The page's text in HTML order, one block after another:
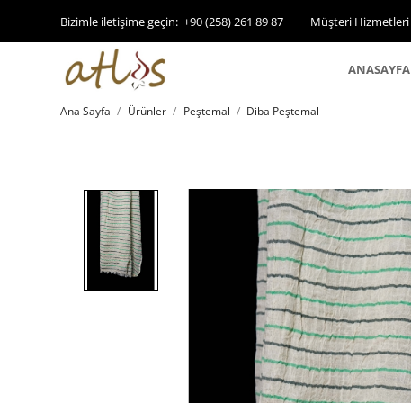
Bizimle iletişime geçin: +90 (258) 261 89 87 Müşteri Hizmetleri
ANASAYFA
Ana Sayfa Ürünler Peştemal Diba Peştemal